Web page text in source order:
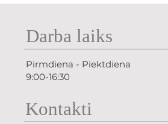
Darba laiks
Pirmdiena - Piektdiena
9:00-16:30
Kontakti